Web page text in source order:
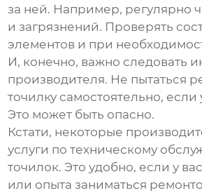
за ней. Например, регулярно
и загрязнений. Проверять
элементов и при
И, конечно, важно следовать
производителя. Не пытаться
точилку самостоятельно, если
Это может быть опасно.
Кстати, некоторые
услуги по техническому
точилок. Это удобно, если у
или опыта заниматься